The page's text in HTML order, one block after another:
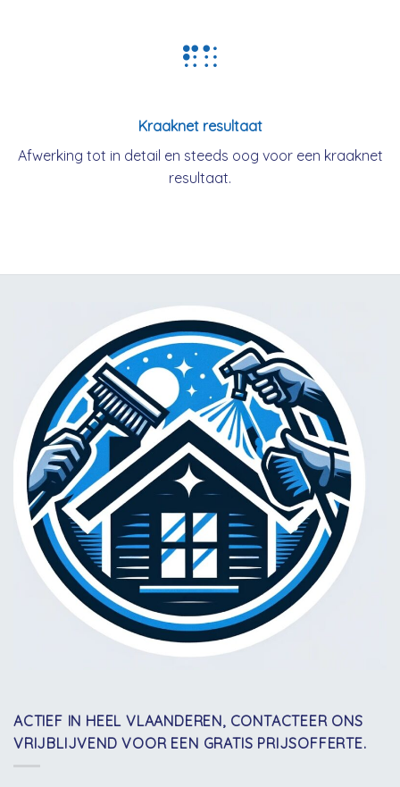
Kraaknet resultaat
Afwerking tot in detail en steeds oog voor een kraaknet
resultaat.
ACTIEF IN HEEL VLAANDEREN, CONTACTEER ONS
VRIJBLIJVEND VOOR EEN GRATIS PRIJSOFFERTE.